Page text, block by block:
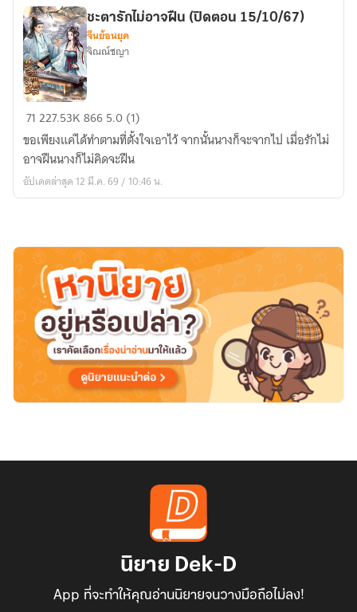
ชะตา
ไม่
อาจ
ฝืน
15/10/67)
ชะตารักไม่อาจฝืน (ปิดตอน 15/10/67)
จีนย้อนยุค
จิณณ์ชญา
71227.53K8665.0 (1)
ขอเพียงแค่ได้ทำตามที่ตั้งใจเอาไว้ จากนั้นนางก็จะจากไป เมื่อรักไม่
อาจฝืนนางก็ไม่คิดจะฝืน
อัปเดตล่าสุด 12 มี.ค. 69 / 10:46 น.
นิยาย Dek-D
App ที่จะทำให้คุณอ่านนิยายจนวางมือถือไม่ลง!